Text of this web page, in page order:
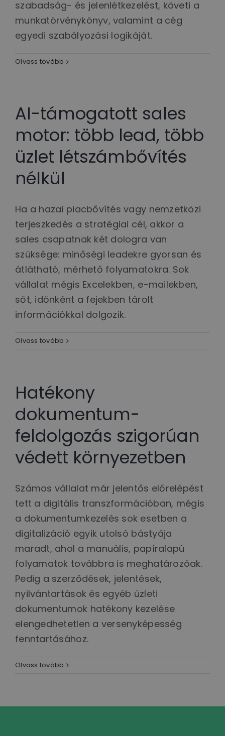
szabadság- és jelenlétkezelést, követi a
munkatörvénykönyv, valamint a cég
egyedi szabályozási logikáját.
Olvass tovább
AI-támogatott sales
motor: több lead, több
üzlet létszámbővítés
nélkül
Ha a hazai piacbővítés vagy nemzetközi
terjeszkedés a stratégiai cél, akkor a
sales csapatnak két dologra van
szüksége: minőségi leadekre gyorsan és
átlátható, mérhető folyamatokra. Sok
vállalat mégis Excelekben, e-mailekben,
sőt, időnként a fejekben tárolt
információkkal dolgozik.
Olvass tovább
Hatékony
dokumentum-
feldolgozás szigorúan
védett környezetben
Számos vállalat már jelentős előrelépést
tett a digitális transzformációban, mégis
a dokumentumkezelés sok esetben a
digitalizáció egyik utolsó bástyája
maradt, ahol a manuális, papíralapú
folyamatok továbbra is meghatározóak.
Pedig a szerződések, jelentések,
nyilvántartások és egyéb üzleti
dokumentumok hatékony kezelése
elengedhetetlen a versenyképesség
fenntartásához.
Olvass tovább